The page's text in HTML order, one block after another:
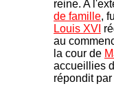
reine. A
de famille,
Louis XVI
au
la cour de
accueillies
répondit